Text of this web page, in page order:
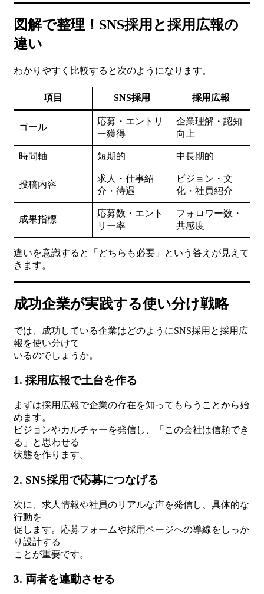
図解で整理！SNS採用と採用広報の
違い
わかりやすく比較すると次のようになります。
項目 SNS採用 採用広報
ゴール
応募・エントリ
ー獲得
企業理解・認知
向上
時間軸 短期的 中長期的
投稿内容
求人・仕事紹
介・待遇
ビジョン・文
化・社員紹介
成果指標
応募数・エント
リー率
フォロワー数・
共感度
違いを意識すると「どちらも必要」という答えが見えて
きます。
成功企業が実践する使い分け戦略
では、成功している企業はどのようにSNS採用と採用広
報を使い分けて
いるのでしょうか。
1. 採用広報で土台を作る
まずは採用広報で企業の存在を知ってもらうことから始
めます。
ビジョンやカルチャーを発信し、「この会社は信頼でき
る」と思わせる
状態を作ります。
2. SNS採用で応募につなげる
次に、求人情報や社員のリアルな声を発信し、具体的な
行動を
促します。応募フォームや採用ページへの導線をしっか
り設計する
ことが重要です。
3. 両者を連動させる